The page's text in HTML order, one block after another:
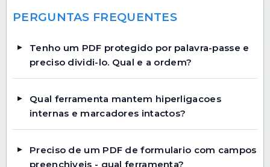
PERGUNTAS FREQUENTES
Tenho um PDF protegido por palavra-passe e
preciso dividi-lo. Qual e a ordem?
Qual ferramenta mantem hiperligacoes
internas e marcadores intactos?
Preciso de um PDF de formulario com campos
preenchiveis - qual ferramenta?